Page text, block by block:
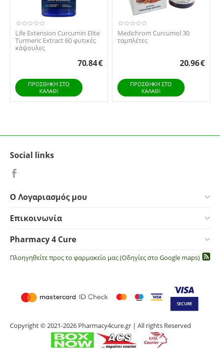
Life Extension Curcumin Elite
Turmeric Extract 60 φυτικές
κάψουλες
70.84€
ΠΡΟΣΘΉΚΗ ΣΤΟ
ΚΑΛΆΘΙ
Medichrom Curcumol 30
ταμπλέτες
20.96€
ΠΡΟΣΘΉΚΗ ΣΤΟ
ΚΑΛΆΘΙ
Social links
Ο Λογαριασμός μου
Επικοινωνία
Pharmacy 4 Cure
Πλοηγηθείτε προς το φαρμακείο μας (Οδηγίες στο Google maps)
Copyright © 2021-2026 Pharmacy4cure.gr | All rights Reserved